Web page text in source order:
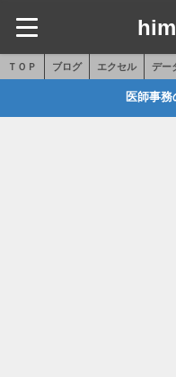
ＴＯＰ ブログ エクセル デー
医師事